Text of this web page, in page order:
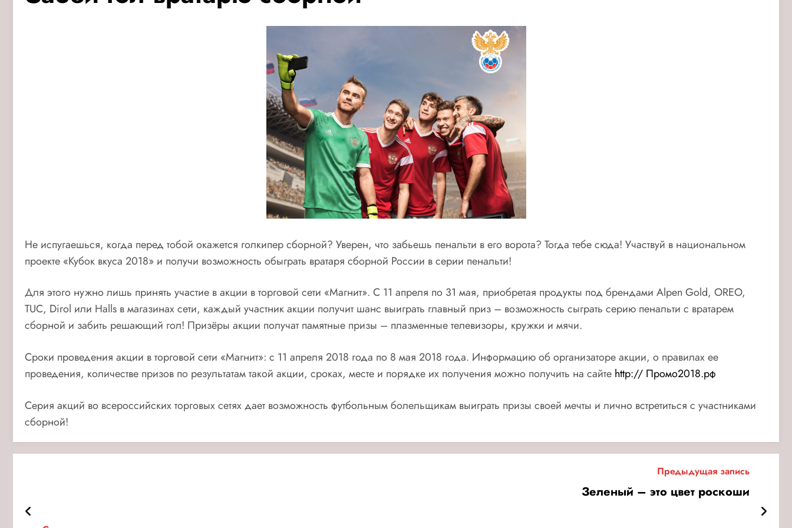
Не испугаешься, когда перед тобой окажется голкипер сборной? Уверен, что забьешь пенальти в его ворота? Тогда тебе сюда! Участвуй в национальном
проекте «Кубок вкуса 2018» и получи возможность обыграть вратаря сборной России в серии пенальти!
Для этого нужно лишь принять участие в акции в торговой сети «Магнит». С 11 апреля по 31 мая, приобретая продукты под брендами Alpen Gold, OREO,
TUC, Dirol или Halls в магазинах сети, каждый участник акции получит шанс выиграть главный приз – возможность сыграть серию пенальти с вратарем
сборной и забить решающий гол! Призёры акции получат памятные призы – плазменные телевизоры, кружки и мячи.
Сроки проведения акции в торговой сети «Магнит»: с 11 апреля 2018 года по 8 мая 2018 года. Информацию об организаторе акции, о правилах ее
проведения, количестве призов по результатам такой акции, сроках, месте и порядке их получения можно получить на сайте http:// Промо2018.рф
Серия акций во всероссийских торговых сетях дает возможность футбольным болельщикам выиграть призы своей мечты и лично встретиться с участниками
сборной!
Предыдущая запись
Зеленый – это цвет роскоши